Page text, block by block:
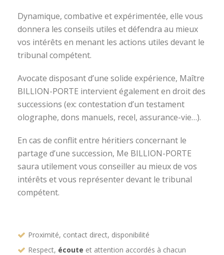
Dynamique, combative et expérimentée, elle vous
donnera les conseils utiles et défendra au mieux
vos intérêts en menant les actions utiles devant le
tribunal compétent.
Avocate disposant d’une solide expérience, Maître
BILLION-PORTE intervient également en droit des
successions (ex: contestation d’un testament
olographe, dons manuels, recel, assurance-vie…).
En cas de conflit entre héritiers concernant le
partage d’une succession, Me BILLION-PORTE
saura utilement vous conseiller au mieux de vos
intérêts et vous représenter devant le tribunal
compétent.
Proximité, contact direct, disponibilité
Respect, écoute et attention accordés à chacun